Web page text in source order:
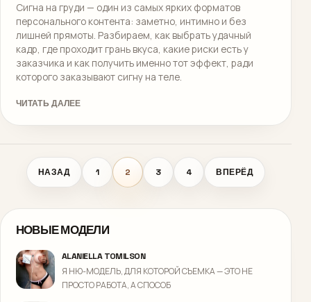
Сигна на груди — один из самых ярких форматов
персонального контента: заметно, интимно и без
лишней прямоты. Разбираем, как выбрать удачный
кадр, где проходит грань вкуса, какие риски есть у
заказчика и как получить именно тот эффект, ради
которого заказывают сигну на теле.
ЧИТАТЬ ДАЛЕЕ
НАЗАД 1 2 3 4 ВПЕРЁД
НОВЫЕ МОДЕЛИ
ALANIELLA TOMILSON
Я НЮ-МОДЕЛЬ, ДЛЯ КОТОРОЙ СЪЕМКА — ЭТО НЕ
ПРОСТО РАБОТА, А СПОСОБ